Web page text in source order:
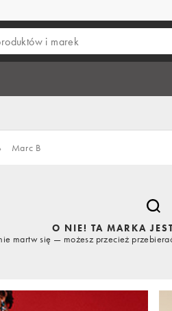
› Marc B
O NIE! TA MARKA
martw się — możesz przecież